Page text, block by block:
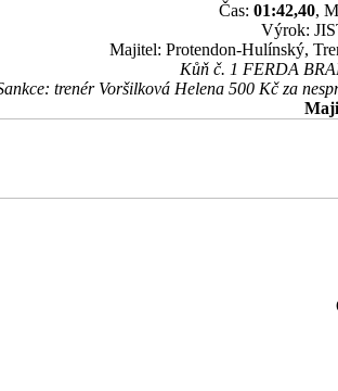
Čas: 01:42,40,
Výrok:
Majitel: Protendon-Hulínský,
Kůň č. 1 FERDA
trenér Voršilková Helena 500 Kč za